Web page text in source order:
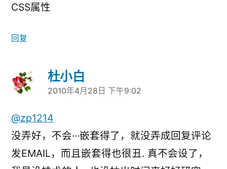
CSS属性
回复
杜小白
说：
2010年4月28日 下午9:02
@zp1214
没弄好，不会···嵌套得了，就没弄成回复评论
发EMAIL，而且嵌套得也很丑. 真不会设了，